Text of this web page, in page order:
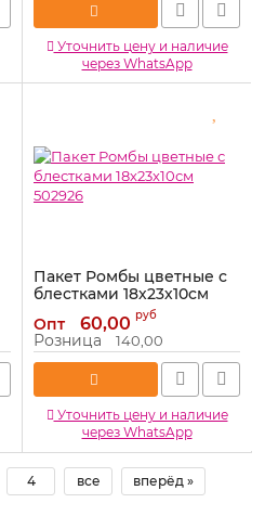
Уточнить цену и наличие
через WhatsApp
Пакет Ромбы цветные с
блестками 18х23х10см
Артикул: 502926
Опт 60,00 руб
Розница 140,00
Уточнить цену и наличие
через WhatsApp
4 все вперёд »